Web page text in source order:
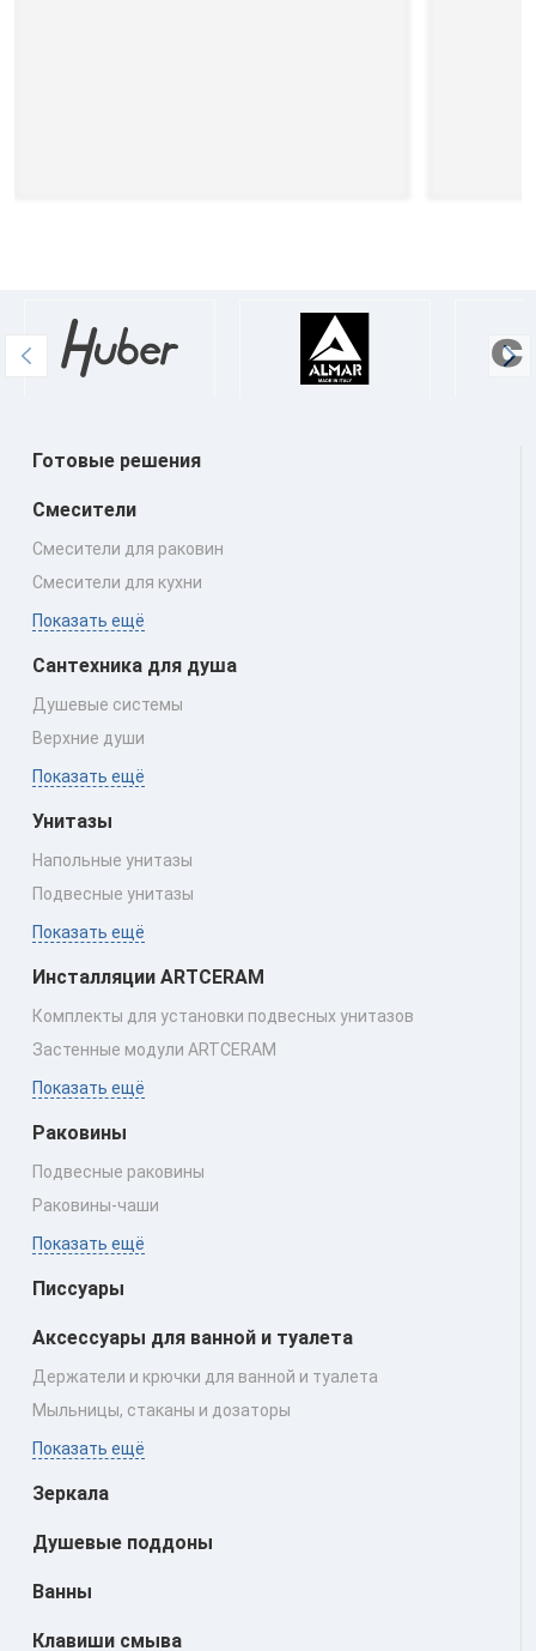
Готовые решения
Смесители
Смесители для раковин
Смесители для кухни
Показать ещё
Сантехника для душа
Душевые системы
Верхние души
Показать ещё
Унитазы
Напольные унитазы
Подвесные унитазы
Показать ещё
Инсталляции ARTCERAM
Комплекты для установки подвесных унитазов
Застенные модули ARTCERAM
Показать ещё
Раковины
Подвесные раковины
Раковины‑чаши
Показать ещё
Писсуары
Аксессуары для ванной и туалета
Держатели и крючки для ванной и туалета
Мыльницы, стаканы и дозаторы
Показать ещё
Зеркала
Душевые поддоны
Ванны
Клавиши смыва